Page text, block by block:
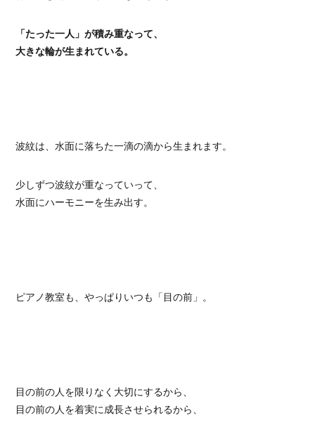
「たった一人」が積み重なって、
大きな輪が生まれている。
波紋は、水面に落ちた一滴の滴から生まれます。
少しずつ波紋が重なっていって、
水面にハーモニーを生み出す。
ピアノ教室も、やっぱりいつも「目の前」。
目の前の人を限りなく大切にするから、
目の前の人を着実に成長させられるから、